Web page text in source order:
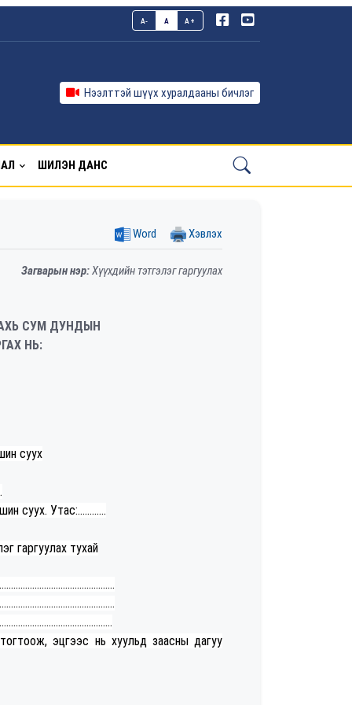
A- A A+
Нээлттэй шүүх хуралдааны бичлэг
ШИЛЭН ДАНС
Word Хэвлэх
Загварын нэр:Хүүхдийн тэтгэлэг гаргуулах
СУМ ДУНДЫН
НЬ:
суух
суух. Утас:............
гаргуулах тухай
эцгээс нь хуульд заасны дагуу